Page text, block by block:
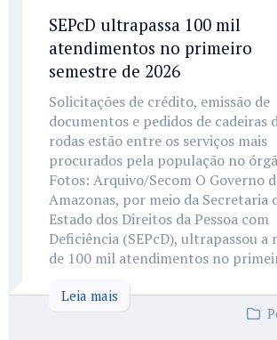
SEPcD ultrapassa 100 mil
atendimentos no primeiro
semestre de 2026
Solicitações de crédito, emissão de
documentos e pedidos de cadeiras
rodas estão entre os serviços mais
procurados pela população no
Fotos: Arquivo/Secom O Governo
Amazonas, por meio da Secretaria
Estado dos Direitos da Pessoa com
Deficiência (SEPcD), ultrapassou a
de 100 mil atendimentos no
Leia mais